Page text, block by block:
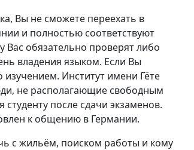
Вы не сможете переехать в
и полностью соответствуют
обязательно проверят либо
владения языком. Если Вы
Институт имени Гёте
не располагающие свободным
после сдачи экзаменов.
к общению в Германии.
с жильём, поиском работы и кому